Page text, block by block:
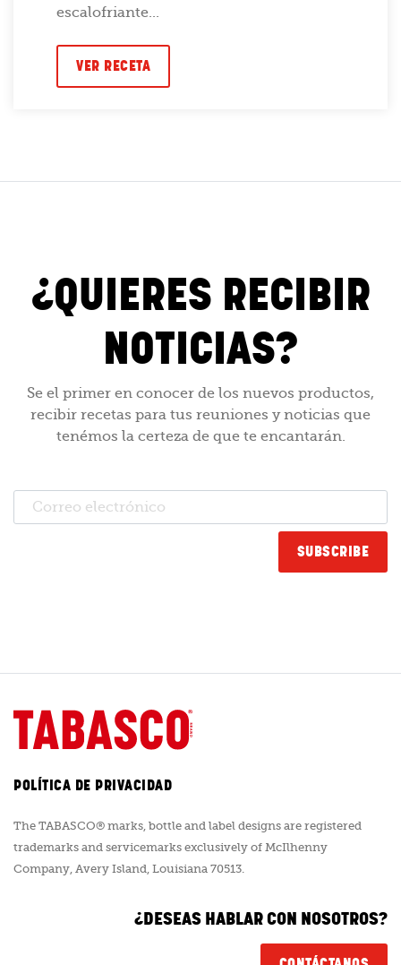
escalofriante...
VER RECETA
¿QUIERES RECIBIR
NOTICIAS?
Se el primer en conocer de los nuevos productos,
recibir recetas para tus reuniones y noticias que
tenémos la certeza de que te encantarán.
POLÍTICA DE PRIVACIDAD
The TABASCO® marks, bottle and label designs are registered
trademarks and servicemarks exclusively of McIlhenny
Company, Avery Island, Louisiana 70513.
¿DESEAS HABLAR CON NOSOTROS?